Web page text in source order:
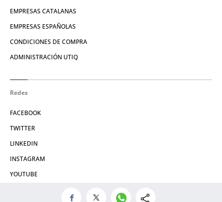
EMPRESAS CATALANAS
EMPRESAS ESPAÑOLAS
CONDICIONES DE COMPRA
ADMINISTRACIÓN UTIQ
Redes
FACEBOOK
TWITTER
LINKEDIN
INSTAGRAM
YOUTUBE